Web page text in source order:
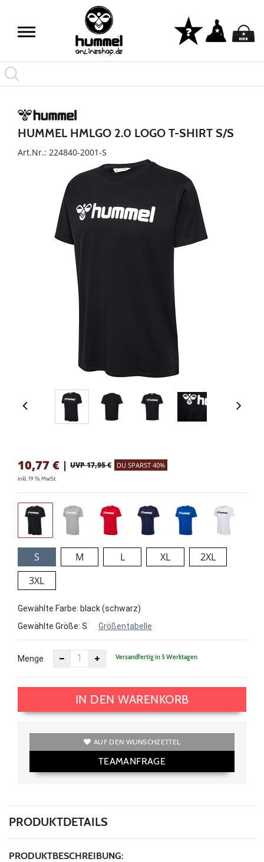
HUMMEL HMLGO 2.0 LOGO T-SHIRT S/S
Art.Nr.: 224840-2001-S
10,77 € | UVP 17,95 € DU SPARST 40%
inkl. 19 % MwSt.
S M L XL
2XL
3XL
Gewählte Farbe: black (schwarz)
Gewählte Größe: S Größentabelle
Menge Versandfertig in 5 Werktagen
IN DEN WARENKORB
AUF DEN WUNSCHZETTEL
TEAMANFRAGE
PRODUKTDETAILS
PRODUKTBESCHREIBUNG: